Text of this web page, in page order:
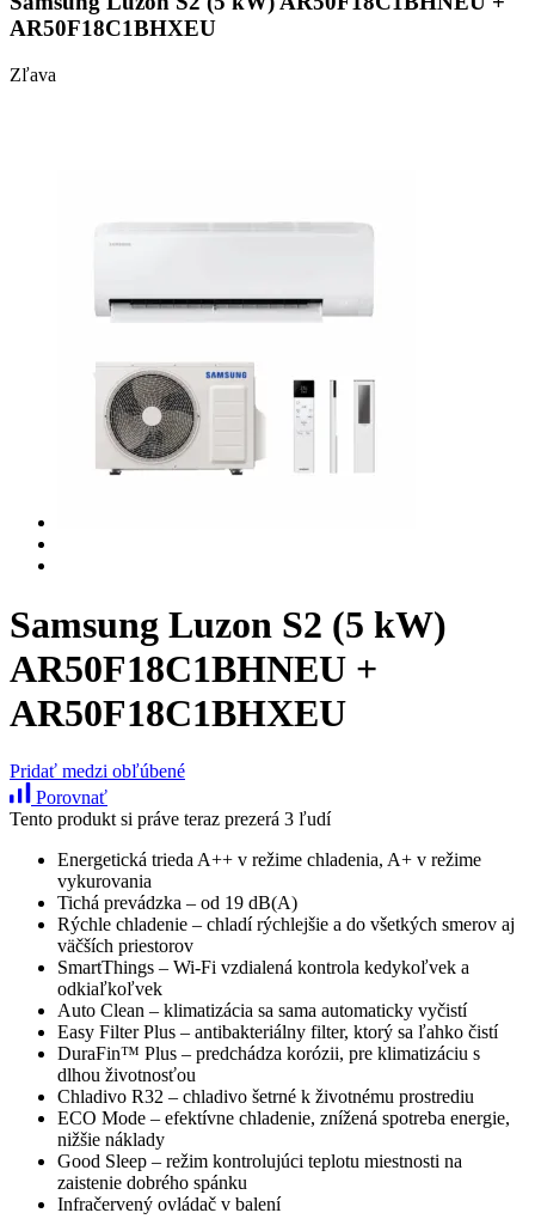
AR50F18C1BHXEU
Zľava
Samsung Luzon S2 (5 kW)
AR50F18C1BHNEU +
AR50F18C1BHXEU
Pridať medzi obľúbené
Porovnať
Tento produkt si práve teraz prezerá 3 ľudí
Energetická trieda A++ v režime chladenia, A+ v režime
vykurovania
Tichá prevádzka – od 19 dB(A)
Rýchle chladenie – chladí rýchlejšie a do všetkých smerov aj
väčších priestorov
SmartThings – Wi-Fi vzdialená kontrola kedykoľvek a
odkiaľkoľvek
Auto Clean – klimatizácia sa sama automaticky vyčistí
Easy Filter Plus – antibakteriálny filter, ktorý sa ľahko čistí
DuraFin™ Plus – predchádza korózii, pre klimatizáciu s
dlhou životnosťou
Chladivo R32 – chladivo šetrné k životnému prostrediu
ECO Mode – efektívne chladenie, znížená spotreba energie,
nižšie náklady
Good Sleep – režim kontrolujúci teplotu miestnosti na
zaistenie dobrého spánku
Infračervený ovládač v balení